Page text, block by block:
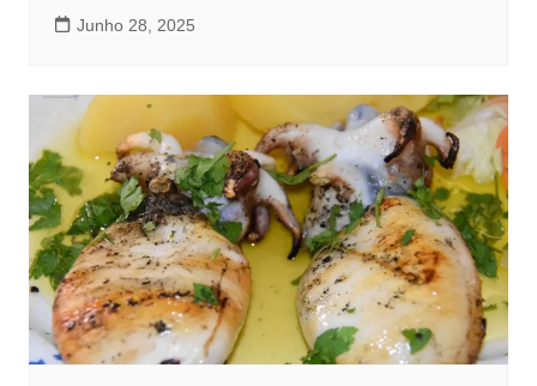
Junho 28, 2025